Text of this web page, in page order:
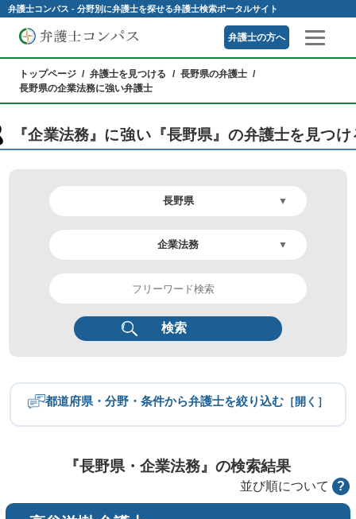
弁護士コンパス - 分野別に弁護士を探せる弁護士検索ポータルサイト
弁護士の方へ
トップページ 弁護士を見つける
長野県の弁護士
長野県の企業法務に強い弁護士
『企業法務』に強い『長野県』の弁護士を見つ
検索
都道府県・分野・条件から弁護士を絞り込む ［開く］
北海道・東北 関東
『長野県・企業法務』の検索結果
並び順について ?